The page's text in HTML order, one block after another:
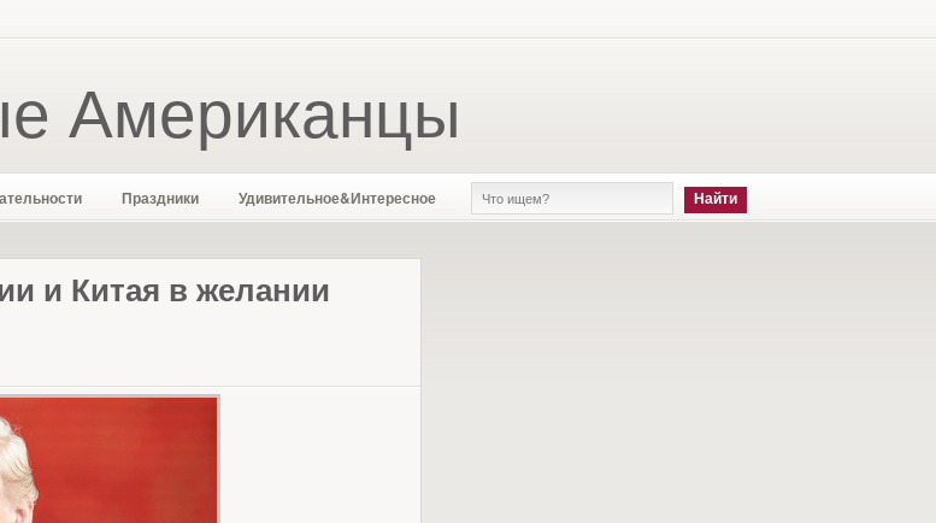
Американцы
Праздники Удивительное&Интересное
и Китая в желании